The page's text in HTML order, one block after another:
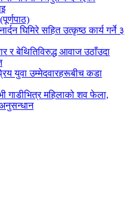
घिमिरे सहित उत्कृष्ठ कार्य गर्ने ३
र बेथितिविरुद्ध आवाज उठाँउदा
युवा उम्मेदवारहरूबीच कडा
गाडीभित्र महिलाको शव फेला,